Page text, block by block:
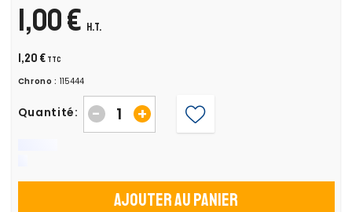
1,00 € H.T.
1,20 € TTC
Chrono : 115444
Quantité: +
-
Ajouter au panier